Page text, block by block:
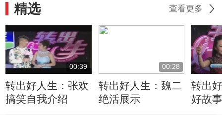
精选 查看更多
00:39
转出好人生：张欢
搞笑自我介绍
00:28
转出好人生：魏二
绝活展示
转出
好故